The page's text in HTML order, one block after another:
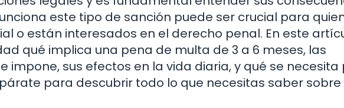
este tipo de sanción puede ser crucial para
o están interesados en el derecho penal. En este
qué implica una pena de multa de 3 a 6 meses, las
impone, sus efectos en la vida diaria, y qué se necesita
para descubrir todo lo que necesitas saber sobre